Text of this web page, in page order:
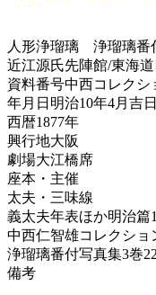
人形浄瑠璃 浄瑠璃番
近江源氏先陣館/東海
資料番号中西コレクシ
年月日 明治10年4月吉日
西暦1877年
興行地大阪
劇場大江橋席
座本・主催
太夫・三味線
義太夫年表ほか明治篇
中西仁智雄コレクショ
浄瑠璃番付写真集3巻
備考